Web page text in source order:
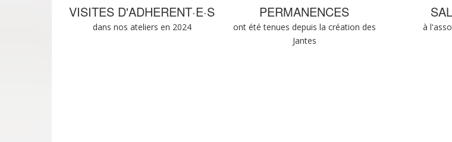
VISITES D'ADHERENT·E·S
dans nos ateliers en 2024
PERMANENCES
ont été tenues depuis la création des
Jantes
à